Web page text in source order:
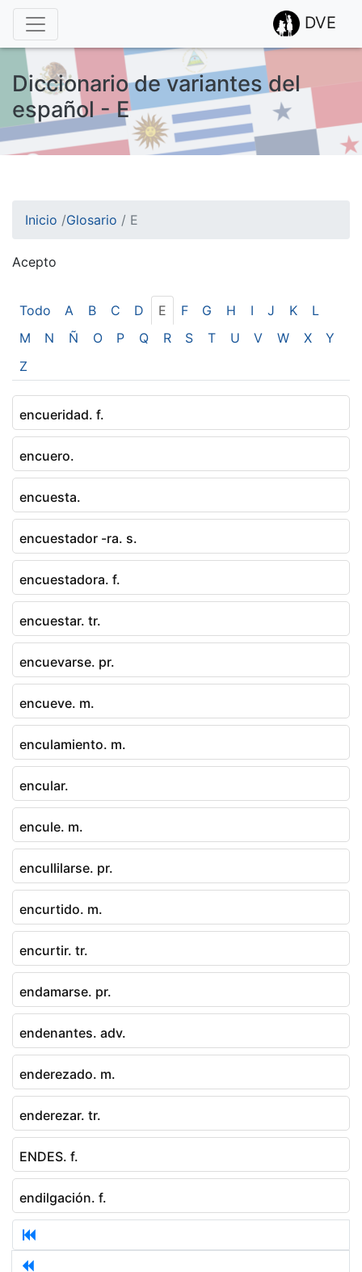
DVE
Diccionario de variantes del
español - E
Inicio /Glosario / E
Acepto
Esto nos ayuda a recolectar estadísticas de las visitas.
Todo A B C D E F G H I J K
L
M
N Ñ O P Q R S T U V W X
Y
Z
encueridad. f.
encuero.
encuesta.
encuestador -ra. s.
encuestadora. f.
encuestar. tr.
encuevarse. pr.
encueve. m.
enculamiento. m.
encular.
encule. m.
encullilarse. pr.
encurtido. m.
encurtir. tr.
endamarse. pr.
endenantes. adv.
enderezado. m.
enderezar. tr.
ENDES. f.
endilgación. f.